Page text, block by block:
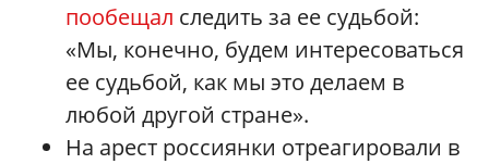
пообещал следить за ее судьбой:
«Мы, конечно, будем интересоваться
ее судьбой, как мы это делаем в
любой другой стране».
На арест россиянки отреагировали в